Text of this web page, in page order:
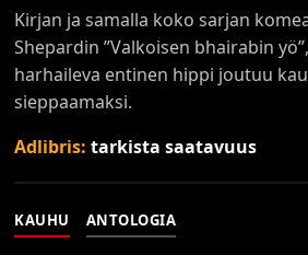
Kirjan ja samalla koko sarjan
Shepardin ”Valkoisen bhairabin
harhaileva entinen hippi joutuu
sieppaamaksi.
Adlibris:tarkista saatavuus
KAUHU ANTOLOGIA